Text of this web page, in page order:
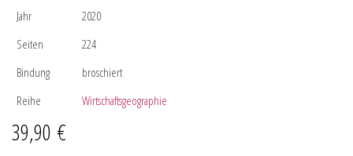
Jahr
2020
Seiten
224
Bindung
broschiert
Reihe
Wirtschaftsgeographie
39,90 €